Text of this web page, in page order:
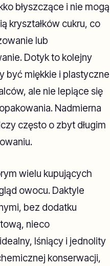
błyszczące i nie mogą
kryształków cukru, co
lub
Dotyk to kolejny
być miękkie i plastyczne
ale nie lepiące się
Nadmierna
często o zbyt długim
wielu kupujących
owocu. Daktyle
bez dodatku
nieco
lśniący i jednolity
konserwacji,